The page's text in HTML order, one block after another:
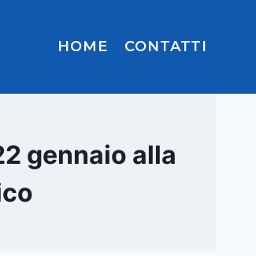
HOME CONTATTI
gennaio alla